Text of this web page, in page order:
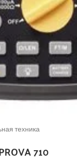
техника
710